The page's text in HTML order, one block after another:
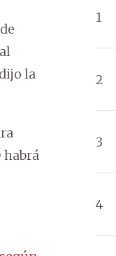
la
habrá